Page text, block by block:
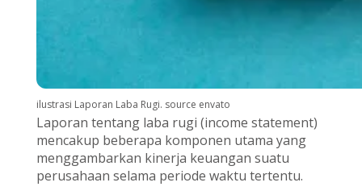
ilustrasi Laporan Laba Rugi. source envato
Laporan tentang laba rugi (income statement)
mencakup beberapa komponen utama yang
menggambarkan kinerja keuangan suatu
perusahaan selama periode waktu tertentu.